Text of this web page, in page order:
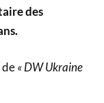
des
de« DW Ukraine